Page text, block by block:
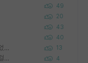
49
20
43
40
진짜 제발 적당히 똑똑한 박사과정이라도 위에 있었으면.. 13
왜 후배가 못하는걸 교수님은 내 책임으로 돌리는걸까요? 4